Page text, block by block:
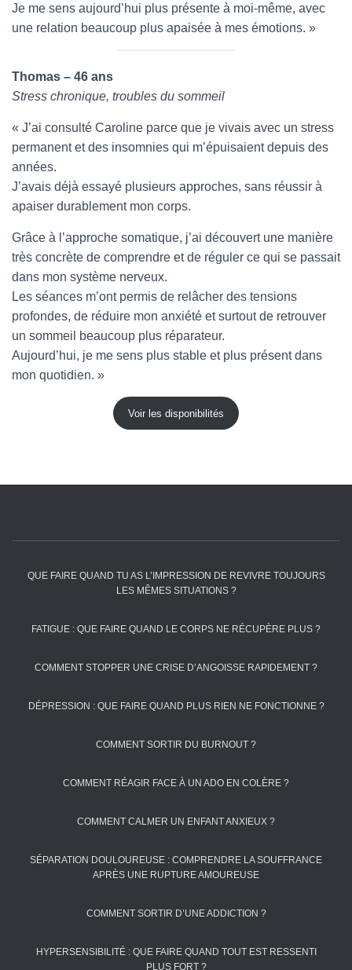
Je me sens aujourd’hui plus présente à moi-même, avec
une relation beaucoup plus apaisée à mes émotions. »
Thomas – 46 ans
Stress chronique, troubles du sommeil
« J’ai consulté Caroline parce que je vivais avec un stress
permanent et des insomnies qui m’épuisaient depuis des
années.
J’avais déjà essayé plusieurs approches, sans réussir à
apaiser durablement mon corps.
Grâce à l’approche somatique, j’ai découvert une manière
très concrète de comprendre et de réguler ce qui se passait
dans mon système nerveux.
Les séances m’ont permis de relâcher des tensions
profondes, de réduire mon anxiété et surtout de retrouver
un sommeil beaucoup plus réparateur.
Aujourd’hui, je me sens plus stable et plus présent dans
mon quotidien. »
Voir les disponibilités
QUE FAIRE QUAND TU AS L’IMPRESSION DE REVIVRE TOUJOURS
LES MÊMES SITUATIONS ?
FATIGUE : QUE FAIRE QUAND LE CORPS NE RÉCUPÈRE PLUS ?
COMMENT STOPPER UNE CRISE D’ANGOISSE RAPIDEMENT ?
DÉPRESSION : QUE FAIRE QUAND PLUS RIEN NE FONCTIONNE ?
COMMENT SORTIR DU BURNOUT ?
COMMENT RÉAGIR FACE À UN ADO EN COLÈRE ?
COMMENT CALMER UN ENFANT ANXIEUX ?
SÉPARATION DOULOUREUSE : COMPRENDRE LA SOUFFRANCE
APRÈS UNE RUPTURE AMOUREUSE
COMMENT SORTIR D’UNE ADDICTION ?
HYPERSENSIBILITÉ : QUE FAIRE QUAND TOUT EST RESSENTI
PLUS FORT ?